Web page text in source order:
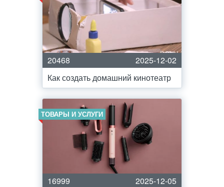
20468
2025-12-02
Как создать домашний кинотеатр
ТОВАРЫ И УСЛУГИ
16999
2025-12-05